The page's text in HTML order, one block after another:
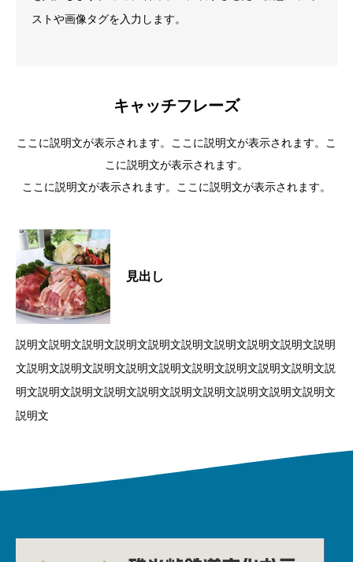
ストや画像タグを入力します。
キャッチフレーズ
ここに説明文が表示されます。ここに説明文が表示されます。こ
こに説明文が表示されます。
ここに説明文が表示されます。ここに説明文が表示されます。
見出し
説明文説明文説明文説明文説明文説明文説明文説明文説明文説明
文説明文説明文説明文説明文説明文説明文説明文説明文説明文説
明文説明文説明文説明文説明文説明文説明文説明文説明文説明文
説明文